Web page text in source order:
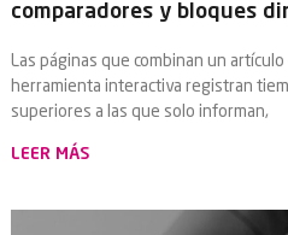
comparadores y bloques
Las páginas que combinan un
herramienta interactiva registran
superiores a las que solo informan,
LEER MÁS